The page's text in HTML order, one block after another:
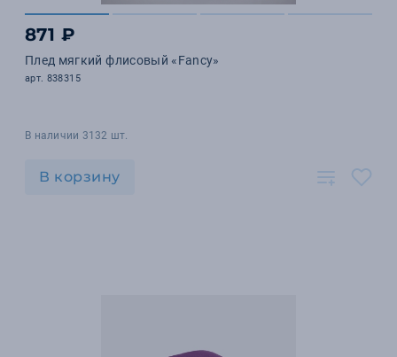
871 ₽
Плед мягкий флисовый «Fancy»
арт. 838315
В наличии 3132 шт.
В корзину